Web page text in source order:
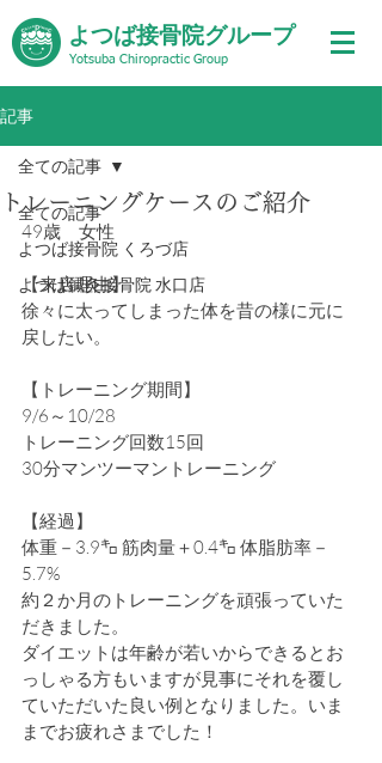
よつば接骨院グループ
Yotsuba Chiropractic Group
記事
全ての記事
よつば接骨院 くろづ店
よつば鍼灸接骨院 水口店
全ての記事
トレーニングケースのご紹介
49歳　女性
【来店理由】
徐々に太ってしまった体を昔の様に元に
戻したい。
【トレーニング期間】
9/6～10/28
トレーニング回数15回
30分マンツーマントレーニング
【経過】
体重－3.9㌔ 筋肉量＋0.4㌔ 体脂肪率－
5.7%
約２か月のトレーニングを頑張っていた
だきました。
ダイエットは年齢が若いからできるとお
っしゃる方もいますが見事にそれを覆し
ていただいた良い例となりました。いま
までお疲れさまでした！